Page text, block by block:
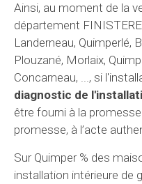
Ainsi, au moment de la
département
Landerneau, Quimperlé,
Plouzané, Morlaix,
Concarneau, ..., si
diagnostic de
être fourni à la
promesse, à l’acte
Sur Quimper % des
installation intérieure de